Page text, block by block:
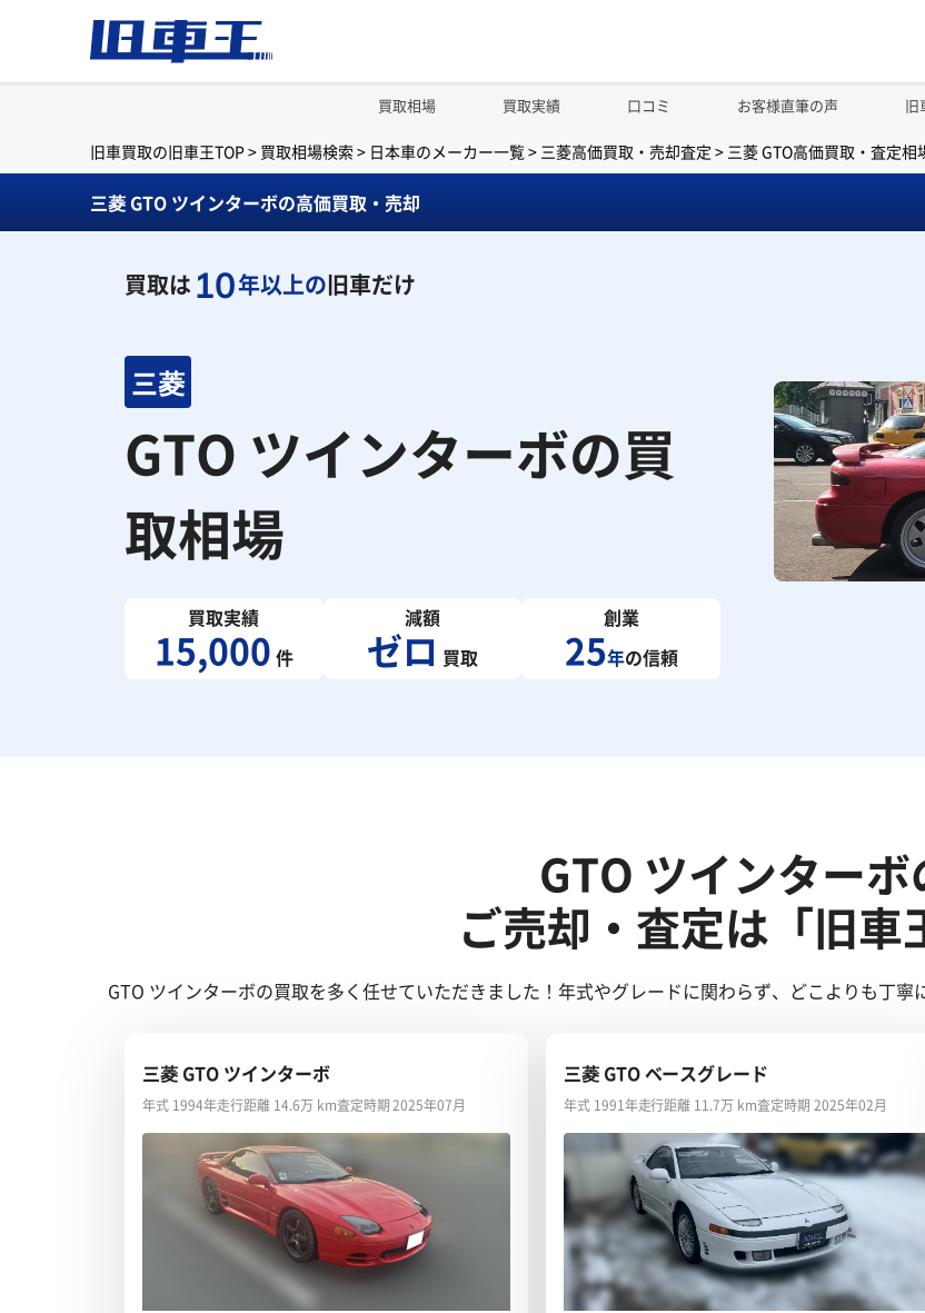
買取相場 買取実績 口コミ お客様直筆の声 旧
旧車買取の旧車王TOP > 買取相場検索 > 日本車のメーカー一覧> 三菱高価買取・売却査定 > 三菱 GTO高価買取・査定相
三菱 GTO ツインターボの高価買取・売却
買取は10年以上の旧車だけ
三菱
GTO ツインターボの買
取相場
買取実績
15,000 件
減額
ゼロ 買取
創業
25年の信頼
GTO ツインターボ
ご売却・査定は「旧車
GTO ツインターボの買取を多く任せていただきました！年式やグレードに関わらず、どこよりも丁寧
三菱 GTO ツインターボ
年式 1994年走行距離 14.6万 km査定時期 2025年07月
三菱 GTO ベースグレード
年式 1991年走行距離 11.7万 km査定時期 2025年02月